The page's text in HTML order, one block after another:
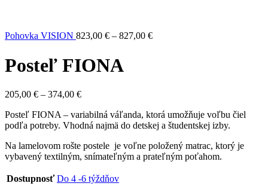
Pohovka VISION 823,00 € – 827,00 €Price
Posteľ FIONA
205,00 € – 374,00 €Price
205,00 €
through
Posteľ FIONA – variabilná váľanda, ktorá umožňuje voľbu čiel
podľa potreby. Vhodná najmä do detskej a študentskej izby.
Na lamelovom rošte postele je voľne položený matrac, ktorý je
vybavený textilným, snímateľným a prateľným poťahom.
Dostupnosť Do 4 -6 týždňov